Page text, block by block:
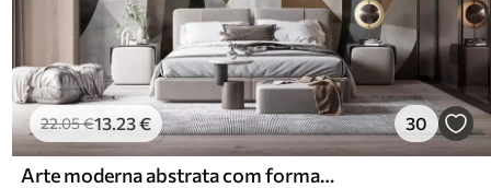
22.05€13.23€ 30
Arte moderna abstrata com formas geométricas texturais em tons de castanho, cinzento e bege